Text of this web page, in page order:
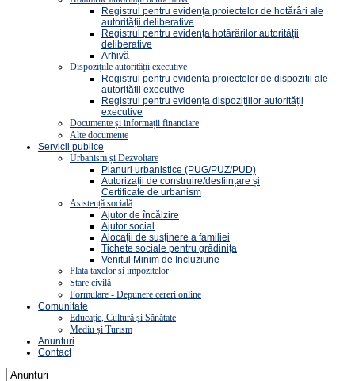
Registrul pentru evidenţa proiectelor de hotărâri ale
autorității deliberative
Registrul pentru evidența hotărârilor autorității
deliberative
Arhivă
Dispozițiile autorității executive
Registrul pentru evidența proiectelor de dispoziții ale
autorității executive
Registrul pentru evidența dispozițiilor autorității
executive
Documente și informații financiare
Alte documente
Servicii publice
Urbanism și Dezvoltare
Planuri urbanistice (PUG/PUZ/PUD)
Autorizații de construire/desființare și
Certificate de urbanism
Asistență socială
Ajutor de încălzire
Ajutor social
Alocații de susținere a familiei
Tichete sociale pentru grădinița
Venitul Minim de Incluziune
Plata taxelor și impozitelor
Stare civilă
Formulare - Depunere cereri online
Comunitate
Educație, Cultură și Sănătate
Mediu și Turism
Anunturi
Contact